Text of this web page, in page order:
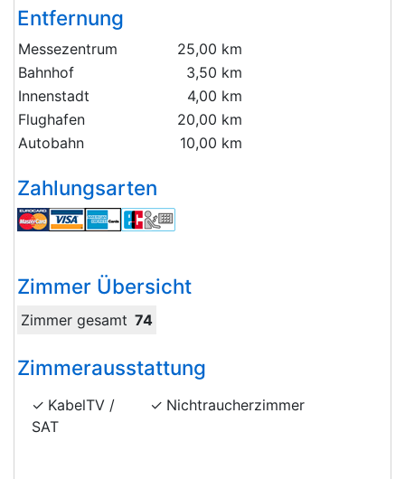
Entfernung
Messezentrum
25,00 km
Bahnhof
3,50 km
Innenstadt
4,00 km
Flughafen
20,00 km
Autobahn
10,00 km
Zahlungsarten
Zimmer Übersicht
Zimmer gesamt 74
Zimmerausstattung
KabelTV /
SAT
Nichtraucherzimmer